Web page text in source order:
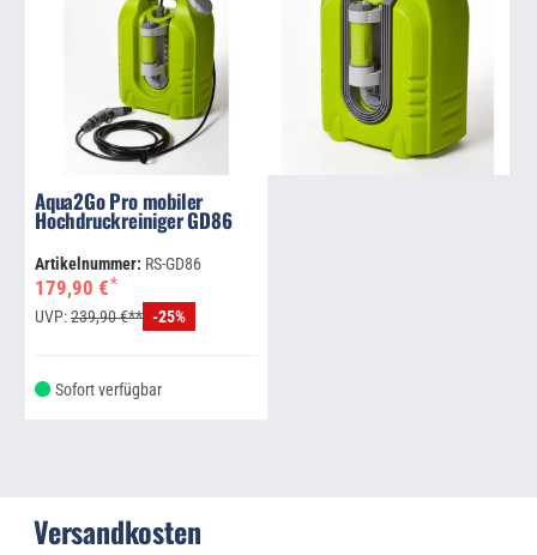
Aqua2Go Pro mobiler
Hochdruckreiniger GD86
Artikelnummer: RS-GD86
179,90 €*
UVP:239,90 €** -25%
Sofort verfügbar
Versandkosten